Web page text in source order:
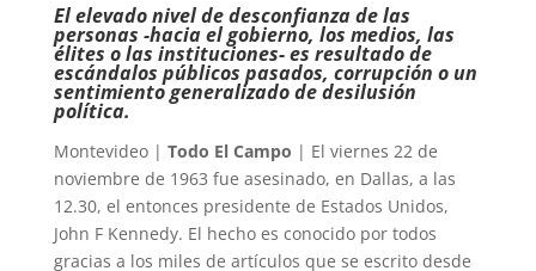
El elevado nivel de desconfianza de las
personas -hacia el gobierno, los medios, las
élites o las instituciones- es resultado de
escándalos públicos pasados, corrupción o un
sentimiento generalizado de desilusión
política.
Montevideo | Todo El Campo | El viernes 22 de
noviembre de 1963 fue asesinado, en Dallas, a las
12.30, el entonces presidente de Estados Unidos,
John F Kennedy. El hecho es conocido por todos
gracias a los miles de artículos que se escrito desde